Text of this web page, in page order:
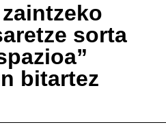
sorta
bitartez